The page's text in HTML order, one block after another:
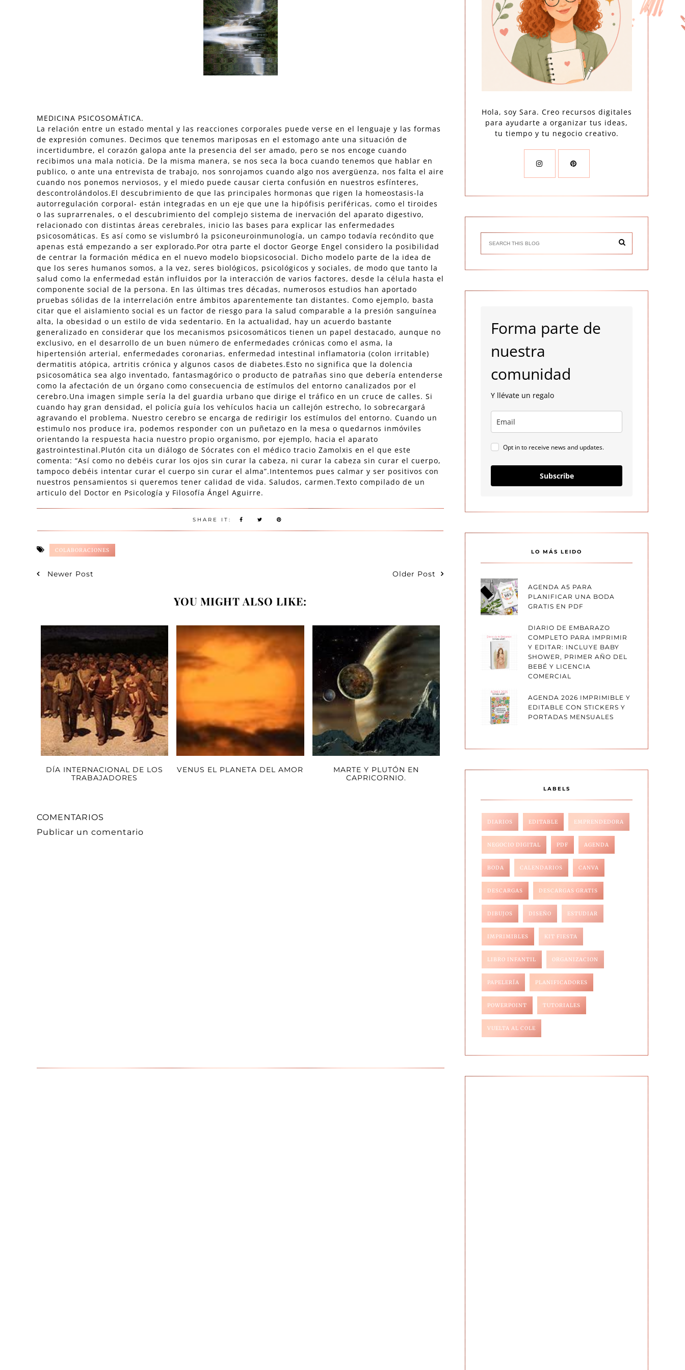
MEDICINA PSICOSOMÁTICA.
La relación entre un estado mental y las reacciones corporales puede verse en el lenguaje y las formas
de expresión comunes. Decimos que tenemos mariposas en el estomago ante una situación de
incertidumbre, el corazón galopa ante la presencia del ser amado, pero se nos encoge cuando
recibimos una mala noticia. De la misma manera, se nos seca la boca cuando tenemos que hablar en
publico, o ante una entrevista de trabajo, nos sonrojamos cuando algo nos avergüenza, nos falta el aire
cuando nos ponemos nerviosos, y el miedo puede causar cierta confusión en nuestros esfínteres,
descontrolándolos.El descubrimiento de que las principales hormonas que rigen la homeostasis-la
autorregulación corporal- están integradas en un eje que une la hipófisis periféricas, como el tiroides
o las suprarrenales, o el descubrimiento del complejo sistema de inervación del aparato digestivo,
relacionado con distintas áreas cerebrales, inicio las bases para explicar las enfermedades
psicosomáticas. Es así como se vislumbró la psiconeuroinmunología, un campo todavía recóndito que
apenas está empezando a ser explorado.Por otra parte el doctor George Engel considero la posibilidad
de centrar la formación médica en el nuevo modelo biopsicosocial. Dicho modelo parte de la idea de
que los seres humanos somos, a la vez, seres biológicos, psicológicos y sociales, de modo que tanto la
salud como la enfermedad están influidos por la interacción de varios factores, desde la célula hasta el
componente social de la persona. En las últimas tres décadas, numerosos estudios han aportado
pruebas sólidas de la interrelación entre ámbitos aparentemente tan distantes. Como ejemplo, basta
citar que el aislamiento social es un factor de riesgo para la salud comparable a la presión sanguínea
alta, la obesidad o un estilo de vida sedentario. En la actualidad, hay un acuerdo bastante
generalizado en considerar que los mecanismos psicosomáticos tienen un papel destacado, aunque no
exclusivo, en el desarrollo de un buen número de enfermedades crónicas como el asma, la
hipertensión arterial, enfermedades coronarias, enfermedad intestinal inflamatoria (colon irritable)
dermatitis atópica, artritis crónica y algunos casos de diabetes.Esto no significa que la dolencia
psicosomática sea algo inventado, fantasmagórico o producto de patrañas sino que debería entenderse
como la afectación de un órgano como consecuencia de estímulos del entorno canalizados por el
cerebro.Una imagen simple sería la del guardia urbano que dirige el tráfico en un cruce de calles. Si
cuando hay gran densidad, el policía guía los vehículos hacia un callejón estrecho, lo sobrecargará
agravando el problema. Nuestro cerebro se encarga de redirigir los estímulos del entorno. Cuando un
estimulo nos produce ira, podemos responder con un puñetazo en la mesa o quedarnos inmóviles
orientando la respuesta hacia nuestro propio organismo, por ejemplo, hacia el aparato
gastrointestinal.Plutón cita un diálogo de Sócrates con el médico tracio Zamolxis en el que este
comenta: “Así como no debéis curar los ojos sin curar la cabeza, ni curar la cabeza sin curar el cuerpo,
tampoco debéis intentar curar el cuerpo sin curar el alma”.Intentemos pues calmar y ser positivos con
nuestros pensamientos si queremos tener calidad de vida. Saludos, carmen.Texto compilado de un
articulo del Doctor en Psicología y Filosofía Ángel Aguirre.
SHARE IT:
COLABORACIONES
Newer Post Older Post
YOU MIGHT ALSO LIKE:
DÍA INTERNACIONAL DE LOS
TRABAJADORES
VENUS EL PLANETA DEL AMOR
MARTE Y PLUTÓN EN
CAPRICORNIO.
COMENTARIOS
Publicar un comentario
Hola, soy Sara. Creo recursos digitales
para ayudarte a organizar tus ideas,
tu tiempo y tu negocio creativo.
Forma parte de
nuestra
comunidad
Y llévate un regalo
Opt in to receive news and updates.
Subscribe
LO MÁS LEIDO
AGENDA A5 PARA
PLANIFICAR UNA BODA
GRATIS EN PDF
DIARIO DE EMBARAZO
COMPLETO PARA IMPRIMIR
Y EDITAR: INCLUYE BABY
SHOWER, PRIMER AÑO DEL
BEBÉ Y LICENCIA
COMERCIAL
AGENDA 2026 IMPRIMIBLE Y
EDITABLE CON STICKERS Y
PORTADAS MENSUALES
LABELS
DIARIOS EDITABLE EMPRENDEDORA
NEGOCIO DIGITAL PDF AGENDA
BODA CALENDARIOS CANVA
DESCARGAS DESCARGAS GRATIS
DIBUJOS DISEÑO ESTUDIAR
IMPRIMIBLES KIT FIESTA
LIBRO INFANTIL ORGANIZACION
PAPELERÍA PLANIFICADORES
POWERPOINT TUTORIALES
VUELTA AL COLE